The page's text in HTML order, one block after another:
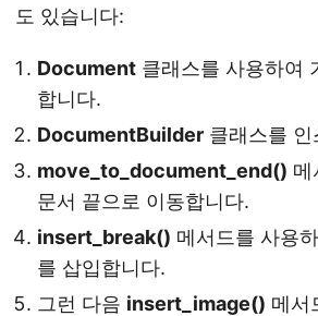
도 있습니다:
Document 클래스를 사용하여
합니다.
DocumentBuilder 클래스를
move_to_document_end() 메
문서 끝으로 이동합니다.
insert_break() 메서드를 사용
를 삽입합니다.
그런 다음 insert_image() 메서